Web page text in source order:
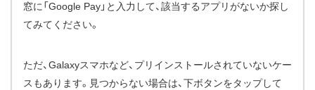
窓に「Google Pay」と入力して、該当するアプリがないか探し
てみてください。
ただ、Galaxyスマホなど、プリインストールされていないケー
スもあります。見つからない場合は、下ボタンをタップして